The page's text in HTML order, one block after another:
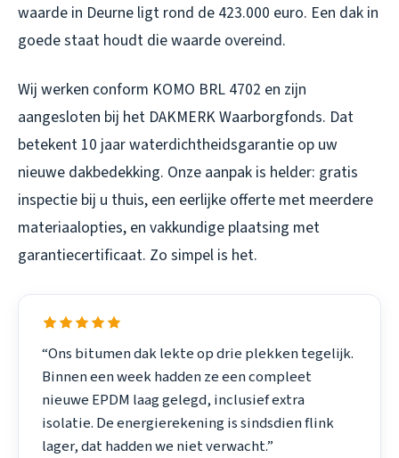
waarde in Deurne ligt rond de 423.000 euro. Een dak in
goede staat houdt die waarde overeind.
Wij werken conform KOMO BRL 4702 en zijn
aangesloten bij het DAKMERK Waarborgfonds. Dat
betekent 10 jaar waterdichtheidsgarantie op uw
nieuwe dakbedekking. Onze aanpak is helder: gratis
inspectie bij u thuis, een eerlijke offerte met meerdere
materiaalopties, en vakkundige plaatsing met
garantiecertificaat. Zo simpel is het.
“Ons bitumen dak lekte op drie plekken tegelijk.
Binnen een week hadden ze een compleet
nieuwe EPDM laag gelegd, inclusief extra
isolatie. De energierekening is sindsdien flink
lager, dat hadden we niet verwacht.”